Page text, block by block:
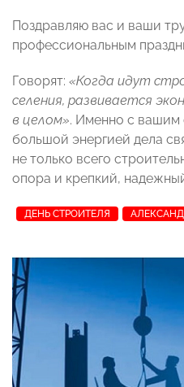
Поздравляю вас и ваши
профессиональным
Говорят: «Когда идут
селения, развивается
в целом». Именно с вашим
большой энергией дела
не только всего
опора и крепкий,
ДЕНЬ СТРОИТЕЛЯ